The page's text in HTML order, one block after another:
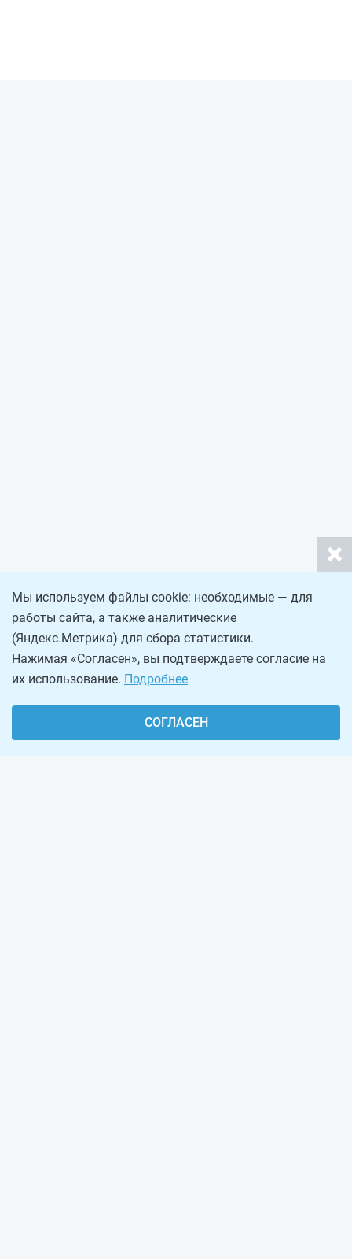
Мы используем файлы cookie: необходимые — для
работы сайта, а также аналитические
(Яндекс.Метрика) для сбора статистики.
Нажимая «Согласен», вы подтверждаете согласие на
их использование. Подробнее
СОГЛАСЕН